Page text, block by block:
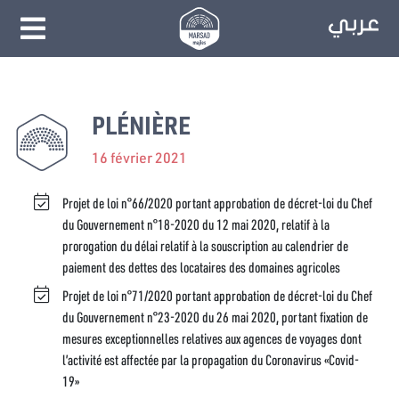
PLÉNIÈRE
16 février 2021
Projet de loi n°66/2020 portant approbation de décret-loi du Chef
du Gouvernement n°18-2020 du 12 mai 2020, relatif à la
prorogation du délai relatif à la souscription au calendrier de
paiement des dettes des locataires des domaines agricoles
Projet de loi n°71/2020 portant approbation de décret-loi du Chef
du Gouvernement n°23-2020 du 26 mai 2020, portant fixation de
mesures exceptionnelles relatives aux agences de voyages dont
l’activité est affectée par la propagation du Coronavirus «Covid-
19»